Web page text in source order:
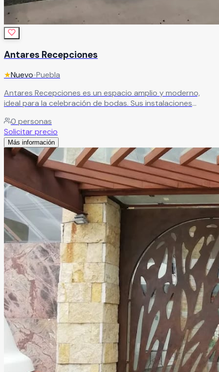
Antares Recepciones
★Nuevo•Puebla
Antares Recepciones es un espacio amplio y moderno,
ideal para la celebración de bodas. Sus instalaciones
memorable, con ambientes diseñados para cada momento
y un equipo profesional que te acompañará en cada
detalle.Leer más
0 personas
Solicitar precio
Más información